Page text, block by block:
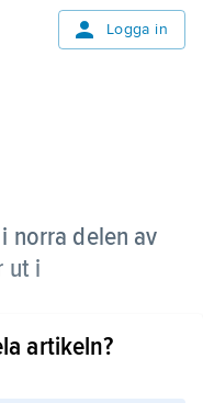
Logga in
norra delen av
ut i
invånare.
artikeln?